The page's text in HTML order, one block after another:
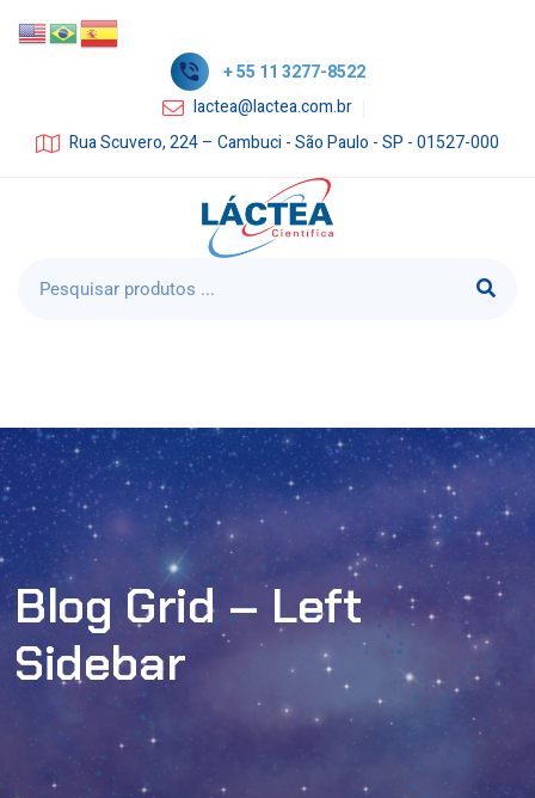
+ 55 11 3277-8522
lactea@lactea.com.br
Rua Scuvero, 224 – Cambuci - São Paulo - SP - 01527-000
Blog Grid – Left
Sidebar